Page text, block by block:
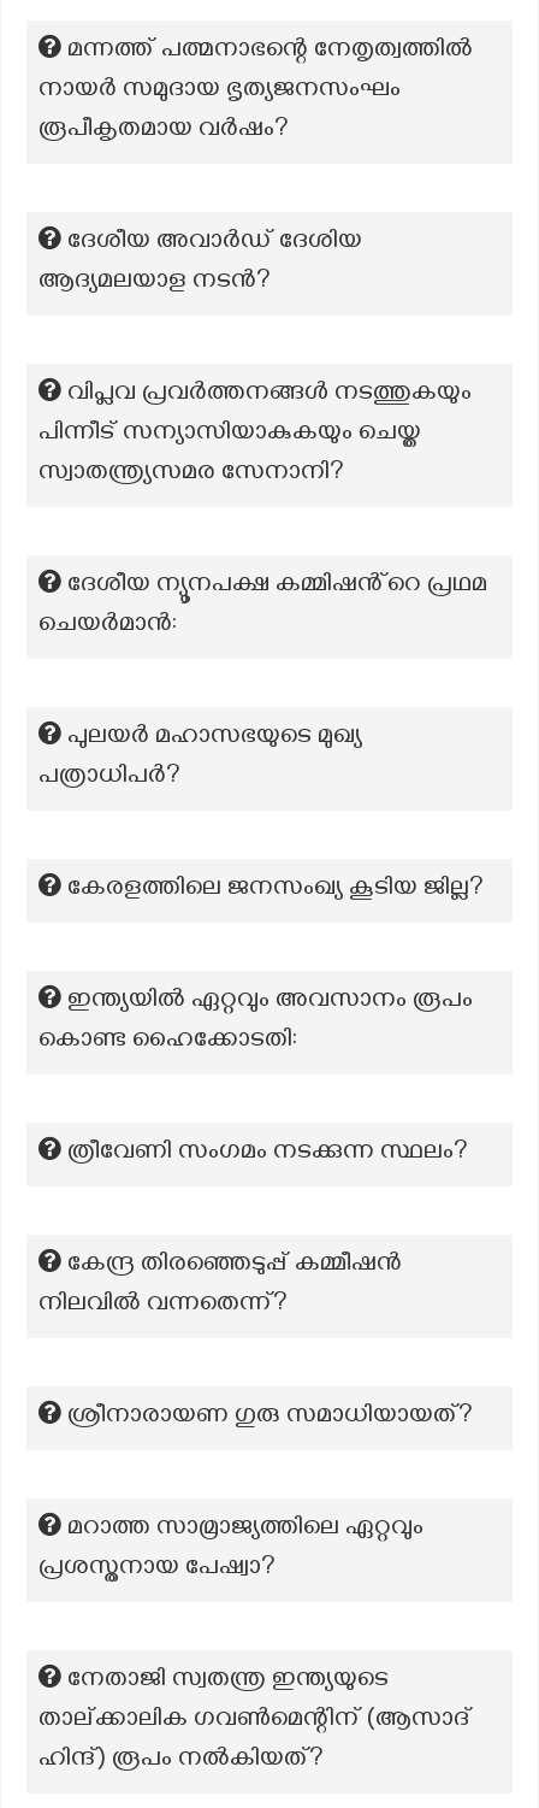
മന്നത്ത് പത്മനാഭന്റെ നേതൃത്വത്തിൽ
നായർ സമുദായ ഭൃത്യജനസംഘം
രൂപീകൃതമായ വർഷം?
ദേശീയ അവാർഡ് ദേശിയ
ആദ്യമലയാള നടൻ?
വിപ്ലവ പ്രവർത്തനങ്ങൾ നടത്തുകയും
പിന്നീട് സന്യാസിയാകുകയും ചെയ്ത
സ്വാതന്ത്ര്യസമര സേനാനി?
ദേശീയ ന്യൂനപക്ഷ കമ്മിഷൻ്റെ പ്രഥമ
ചെയർമാൻ:
പുലയർ മഹാസഭയുടെ മുഖ്യ
പത്രാധിപർ?
കേരളത്തിലെ ജനസംഖ്യ കൂടിയ ജില്ല?
ഇന്ത്യയിൽ ഏറ്റവും അവസാനം രൂപം
കൊണ്ട ഹൈക്കോടതി:
ത്രീവേണി സംഗമം നടക്കുന്ന സ്ഥലം?
കേന്ദ്ര തിരഞ്ഞെടുപ്പ് കമ്മീഷൻ
നിലവിൽ വന്നതെന്ന്?
ശ്രീനാരായണ ഗുരു സമാധിയായത്?
മറാത്ത സാമ്രാജ്യത്തിലെ ഏറ്റവും
പ്രശസ്തനായ പേഷ്വാ?
നേതാജി സ്വതന്ത്ര ഇന്ത്യയുടെ
താല്ക്കാലിക ഗവൺമെന്റിന് (ആസാദ്
ഹിന്ദ്) രൂപം നൽകിയത്?